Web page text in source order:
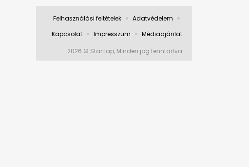
Felhasználási feltételek
Adatvédelem
Kapcsolat
Impresszum Médiaajánlat
2026 © Startlap, Minden jog fenntartva